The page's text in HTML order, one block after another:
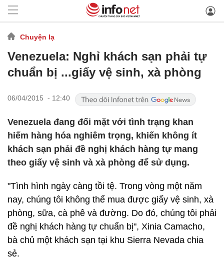
Chuyện lạ
Venezuela: Nghỉ khách sạn phải tự
chuẩn bị ...giấy vệ sinh, xà phòng
06/04/2015 - 12:40
Venezuela đang đối mặt với tình trạng khan
hiếm hàng hóa nghiêm trọng, khiến không ít
khách sạn phải đề nghị khách hàng tự mang
theo giấy vệ sinh và xà phòng để sử dụng.
"Tình hình ngày càng tồi tệ. Trong vòng một năm
nay, chúng tôi không thể mua được giấy vệ sinh, xà
phòng, sữa, cà phê và đường. Do đó, chúng tôi phải
đề nghị khách hàng tự chuẩn bị", Xinia Camacho,
bà chủ một khách sạn tại khu Sierra Nevada chia
sẻ.